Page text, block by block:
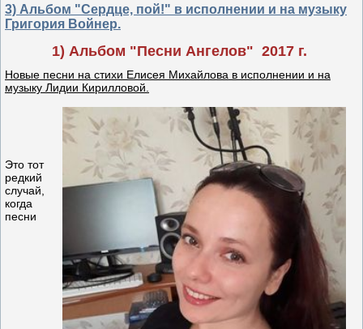
3) Альбом "Сердце, пой!" в исполнении и на музыку
Григория Войнер.
1) Альбом "Песни Ангелов" 2017 г.
Новые песни на стихи Елисея Михайлова в исполнении и на
музыку Лидии Кирилловой.
Это тот
редкий
случай,
когда
песни